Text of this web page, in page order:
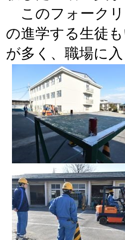
このフォークリ
の進学する生徒
が多く、職場に